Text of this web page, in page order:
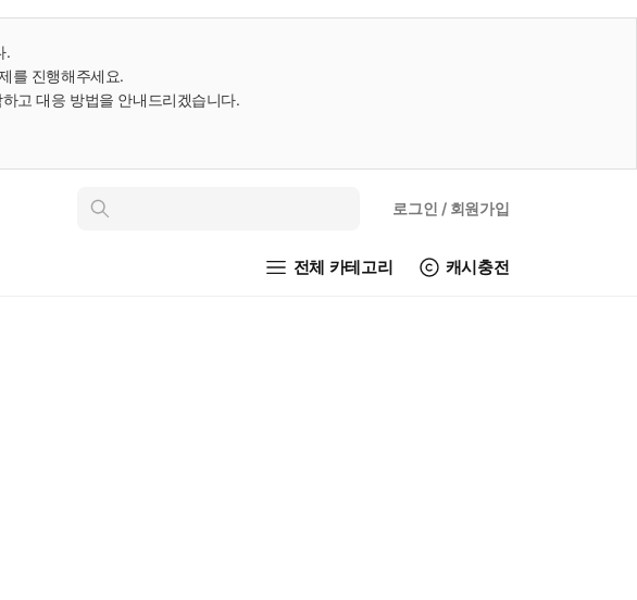
.
를 진행해주세요.
고 대응 방법을 안내드리겠습니다.
인
로그인 / 회원가입
전체 카테고리 캐시충전